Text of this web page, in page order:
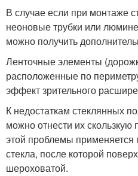
В случае если при монтаже
неоновые трубки или
можно получить
Ленточные элементы
расположенные по
эффект зрительного
К недостаткам стеклянных
можно отнести их
этой проблемы применяется
стекла, после которой
шероховатой.